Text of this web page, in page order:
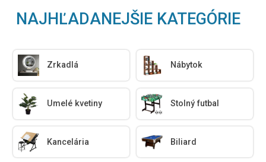
NAJHĽADANEJŠIE KATEGÓRIE
Zrkadlá Nábytok
Umelé kvetiny Stolný futbal
Kancelária Biliard